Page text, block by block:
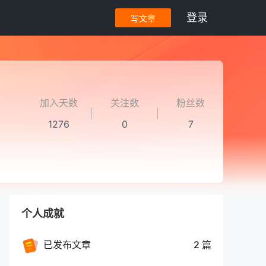
写文章 登录
加入天数
1276
关注数
0
粉丝数
7
个人成就
已发布文章 2 篇